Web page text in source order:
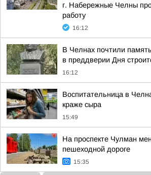
г. Набережные Челны
работу
16:12
В Челнах почтили
в преддверии Дня
16:12
Воспитательница в
краже сыра
15:49
На проспекте Чулман
пешеходной дороге
15:35